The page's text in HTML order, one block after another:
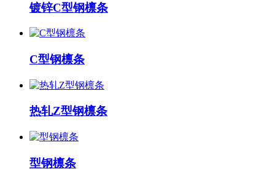
镀锌C型钢檩条
C型钢檩条
热轧Z型钢檩条
型钢檩条